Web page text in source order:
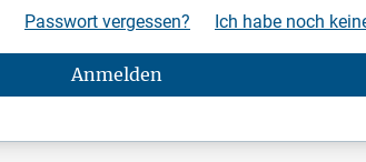
Passwort vergessen? Ich habe noch
Anmelden